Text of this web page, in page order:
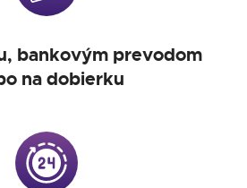
bankovým prevodom
na dobierku